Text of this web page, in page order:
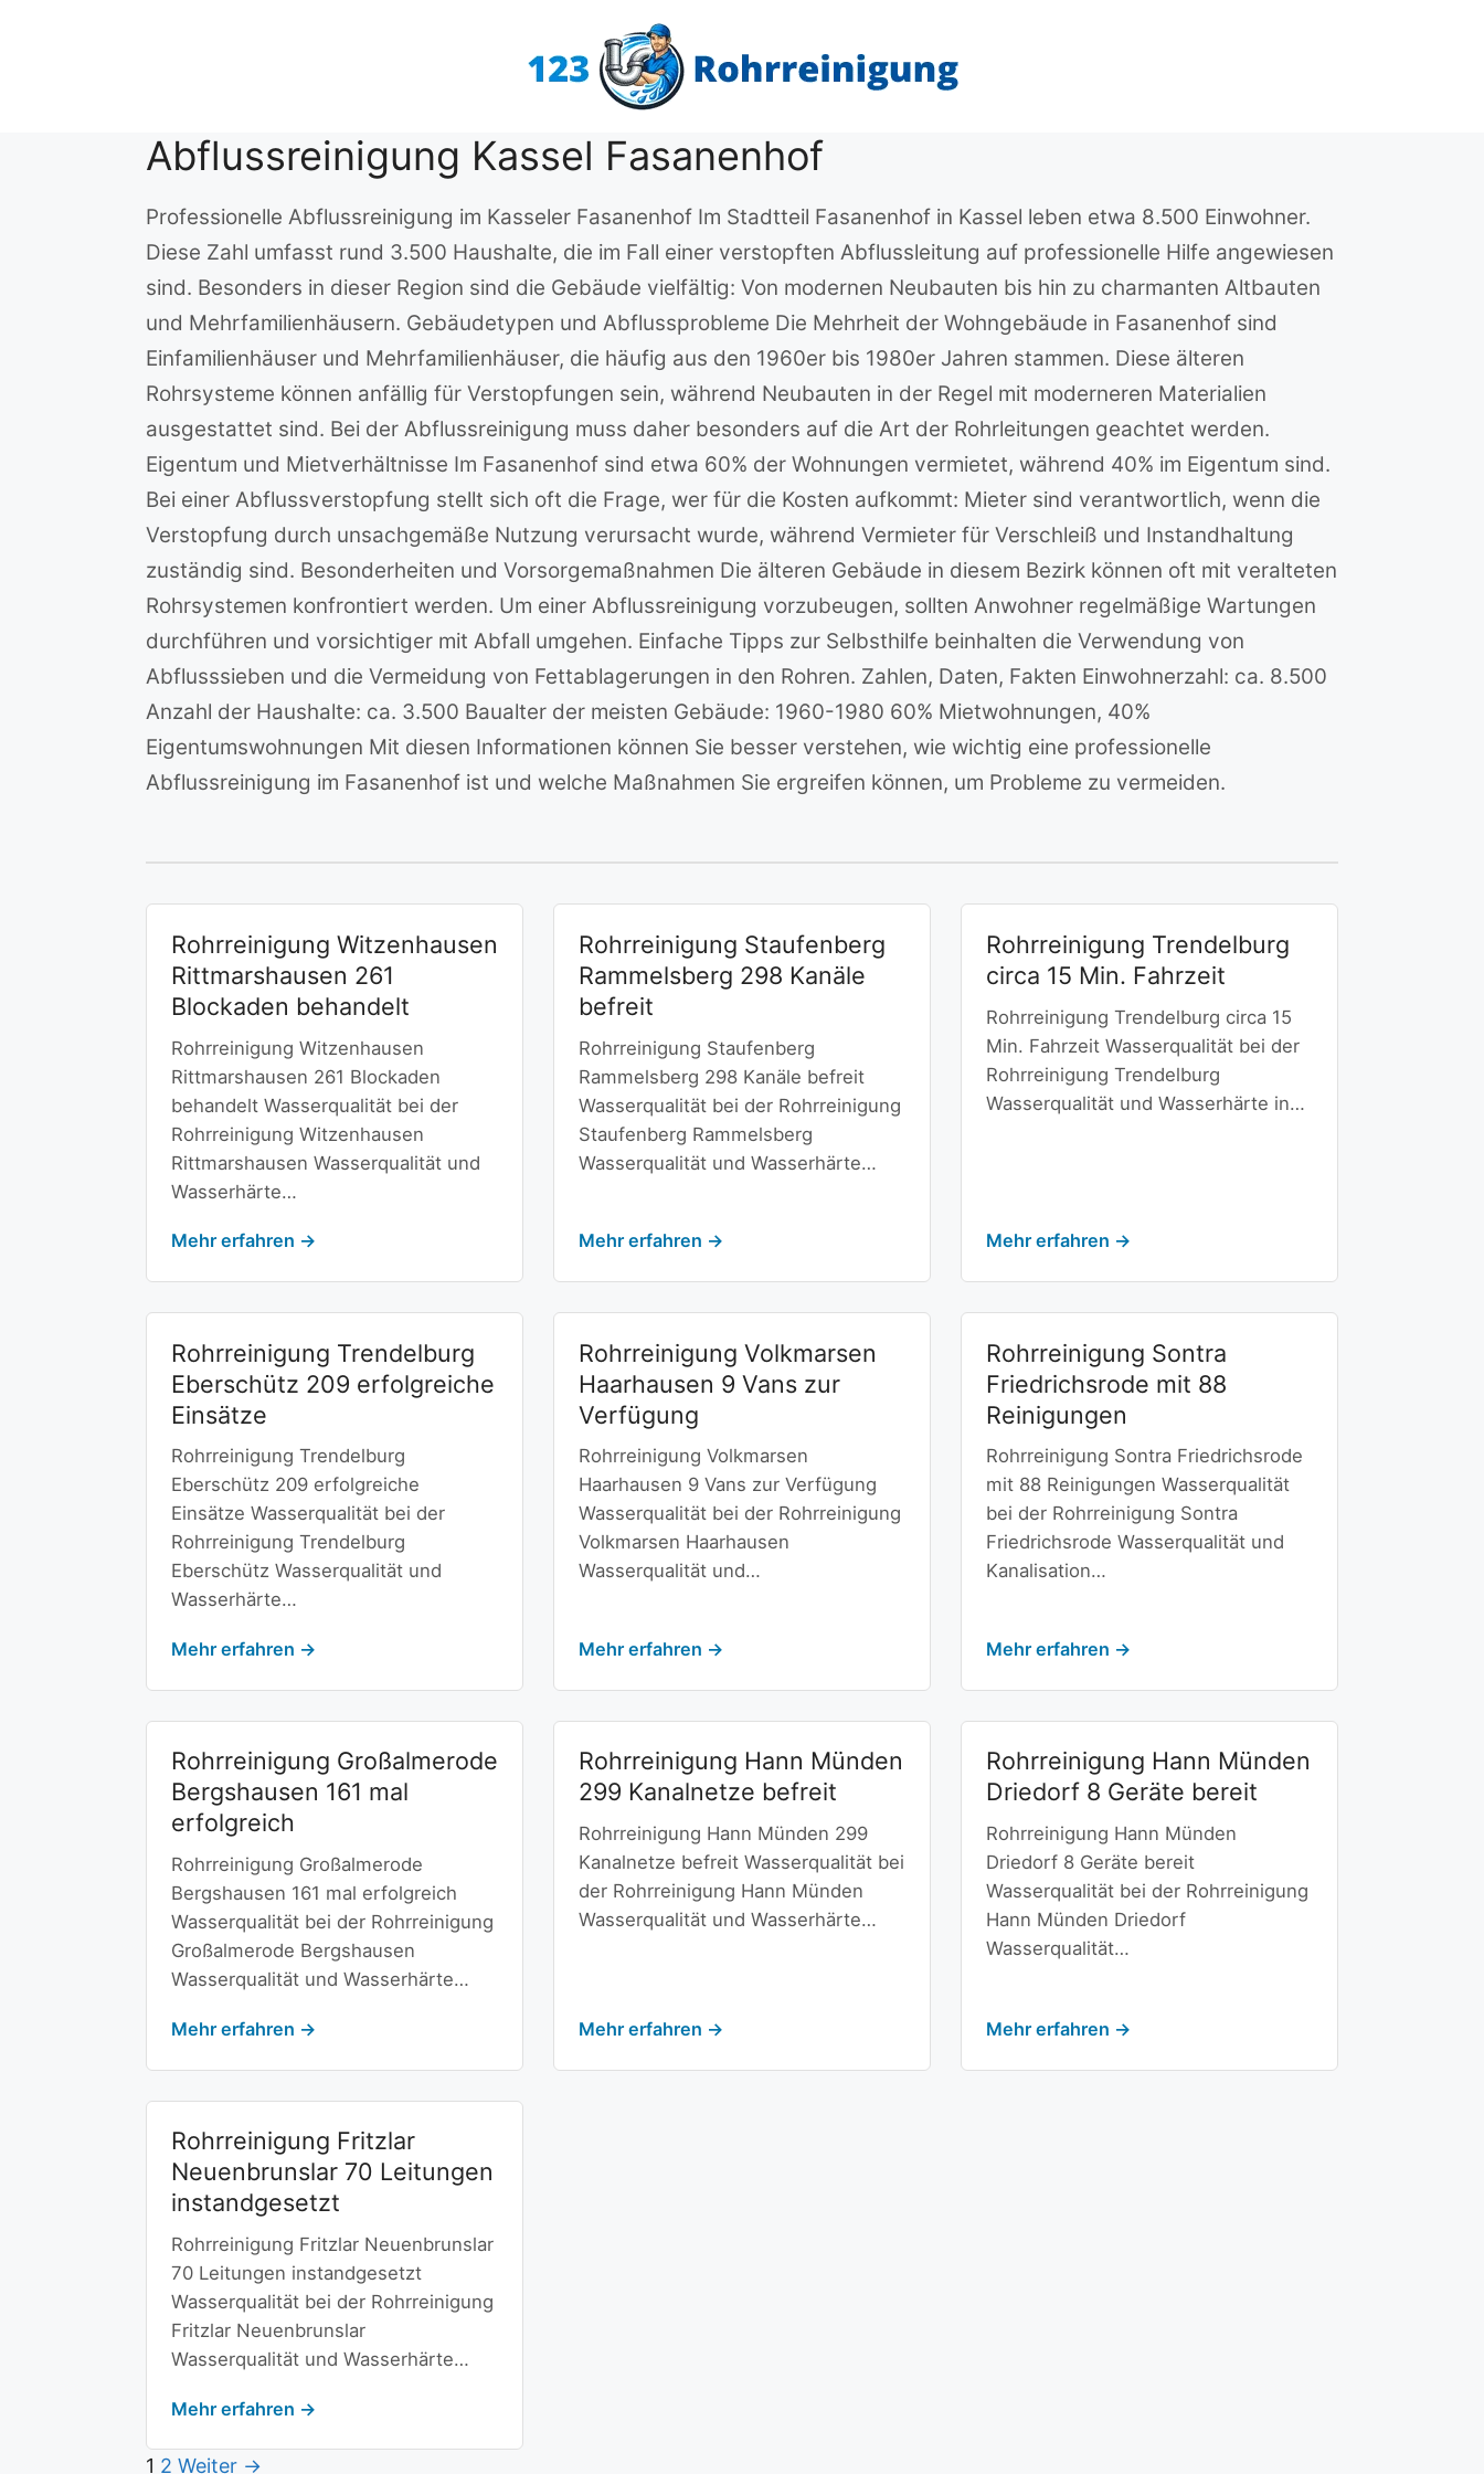
Abflussreinigung Kassel Fasanenhof
Professionelle Abflussreinigung im Kasseler Fasanenhof Im Stadtteil Fasanenhof in Kassel leben etwa 8.500 Einwohner.
Diese Zahl umfasst rund 3.500 Haushalte, die im Fall einer verstopften Abflussleitung auf professionelle Hilfe angewiesen
sind. Besonders in dieser Region sind die Gebäude vielfältig: Von modernen Neubauten bis hin zu charmanten Altbauten
und Mehrfamilienhäusern. Gebäudetypen und Abflussprobleme Die Mehrheit der Wohngebäude in Fasanenhof sind
Einfamilienhäuser und Mehrfamilienhäuser, die häufig aus den 1960er bis 1980er Jahren stammen. Diese älteren
Rohrsysteme können anfällig für Verstopfungen sein, während Neubauten in der Regel mit moderneren Materialien
ausgestattet sind. Bei der Abflussreinigung muss daher besonders auf die Art der Rohrleitungen geachtet werden.
Eigentum und Mietverhältnisse Im Fasanenhof sind etwa 60% der Wohnungen vermietet, während 40% im Eigentum sind.
Bei einer Abflussverstopfung stellt sich oft die Frage, wer für die Kosten aufkommt: Mieter sind verantwortlich, wenn die
Verstopfung durch unsachgemäße Nutzung verursacht wurde, während Vermieter für Verschleiß und Instandhaltung
zuständig sind. Besonderheiten und Vorsorgemaßnahmen Die älteren Gebäude in diesem Bezirk können oft mit veralteten
Rohrsystemen konfrontiert werden. Um einer Abflussreinigung vorzubeugen, sollten Anwohner regelmäßige Wartungen
durchführen und vorsichtiger mit Abfall umgehen. Einfache Tipps zur Selbsthilfe beinhalten die Verwendung von
Abflusssieben und die Vermeidung von Fettablagerungen in den Rohren. Zahlen, Daten, Fakten Einwohnerzahl: ca. 8.500
Anzahl der Haushalte: ca. 3.500 Baualter der meisten Gebäude: 1960-1980 60% Mietwohnungen, 40%
Eigentumswohnungen Mit diesen Informationen können Sie besser verstehen, wie wichtig eine professionelle
Abflussreinigung im Fasanenhof ist und welche Maßnahmen Sie ergreifen können, um Probleme zu vermeiden.
Rohrreinigung Witzenhausen
Rittmarshausen 261
Blockaden behandelt
Rohrreinigung Witzenhausen
Rittmarshausen 261 Blockaden
behandelt Wasserqualität bei der
Rohrreinigung Witzenhausen
Rittmarshausen Wasserqualität und
Wasserhärte…
Mehr erfahren →
Rohrreinigung Staufenberg
Rammelsberg 298 Kanäle
befreit
Rohrreinigung Staufenberg
Rammelsberg 298 Kanäle befreit
Wasserqualität bei der Rohrreinigung
Staufenberg Rammelsberg
Wasserqualität und Wasserhärte…
Mehr erfahren →
Rohrreinigung Trendelburg
circa 15 Min. Fahrzeit
Rohrreinigung Trendelburg circa 15
Min. Fahrzeit Wasserqualität bei der
Rohrreinigung Trendelburg
Wasserqualität und Wasserhärte in…
Mehr erfahren →
Rohrreinigung Trendelburg
Eberschütz 209 erfolgreiche
Einsätze
Rohrreinigung Trendelburg
Eberschütz 209 erfolgreiche
Einsätze Wasserqualität bei der
Rohrreinigung Trendelburg
Eberschütz Wasserqualität und
Wasserhärte…
Mehr erfahren →
Rohrreinigung Volkmarsen
Haarhausen 9 Vans zur
Verfügung
Rohrreinigung Volkmarsen
Haarhausen 9 Vans zur Verfügung
Wasserqualität bei der Rohrreinigung
Volkmarsen Haarhausen
Wasserqualität und…
Mehr erfahren →
Rohrreinigung Sontra
Friedrichsrode mit 88
Reinigungen
Rohrreinigung Sontra Friedrichsrode
mit 88 Reinigungen Wasserqualität
bei der Rohrreinigung Sontra
Friedrichsrode Wasserqualität und
Kanalisation…
Mehr erfahren →
Rohrreinigung Großalmerode
Bergshausen 161 mal
erfolgreich
Rohrreinigung Großalmerode
Bergshausen 161 mal erfolgreich
Wasserqualität bei der Rohrreinigung
Großalmerode Bergshausen
Wasserqualität und Wasserhärte…
Mehr erfahren →
Rohrreinigung Hann Münden
299 Kanalnetze befreit
Rohrreinigung Hann Münden 299
Kanalnetze befreit Wasserqualität bei
der Rohrreinigung Hann Münden
Wasserqualität und Wasserhärte…
Mehr erfahren →
Rohrreinigung Hann Münden
Driedorf 8 Geräte bereit
Rohrreinigung Hann Münden
Driedorf 8 Geräte bereit
Wasserqualität bei der Rohrreinigung
Hann Münden Driedorf
Wasserqualität…
Mehr erfahren →
Rohrreinigung Fritzlar
Neuenbrunslar 70 Leitungen
instandgesetzt
Rohrreinigung Fritzlar Neuenbrunslar
70 Leitungen instandgesetzt
Wasserqualität bei der Rohrreinigung
Fritzlar Neuenbrunslar
Wasserqualität und Wasserhärte…
Mehr erfahren →
1 2 Weiter →